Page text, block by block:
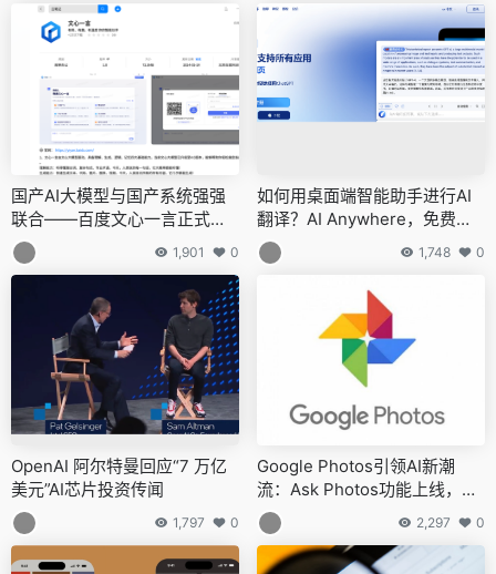
国产AI大模型与国产系统强强
联合——百度文心一言正式上
架统信应用商店
1,901 0
如何用桌面端智能助手进行AI
翻译？AI Anywhere，免费在
线智能翻译
1,748 0
OpenAI 阿尔特曼回应“7 万亿
美元”AI芯片投资传闻
1,797 0
Google Photos引领AI新潮
流：Ask Photos功能上线，让
搜索照片和视频更“能说会道”
2,297 0